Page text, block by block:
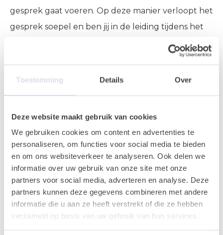
Toestemming Details Over
Deze website maakt gebruik van cookies
We gebruiken cookies om content en advertenties te
personaliseren, om functies voor social media te bieden
en om ons websiteverkeer te analyseren. Ook delen we
informatie over uw gebruik van onze site met onze
partners voor social media, adverteren en analyse. Deze
partners kunnen deze gegevens combineren met andere
informatie die u aan ze heeft verstrekt of die ze hebben
verzameld op basis van uw gebruik van hun services.
gesprek gaat voeren. Op deze manier verloopt het
gesprek soepel en ben jij in de leiding tijdens het
noteer je jouw bevindingen en besluit dat je de
belletje in met de kandidaten en werkt je
administratie bij. Nu kunnen de kandidaten
voorgesteld worden bij de opdrachtgever.
Je eindigt de dag met een dag afsluiting. Hierin
bespreek je met het team wat jullie hebben
gedaan vandaag. Iedereen vertelt hoe zijn/haar